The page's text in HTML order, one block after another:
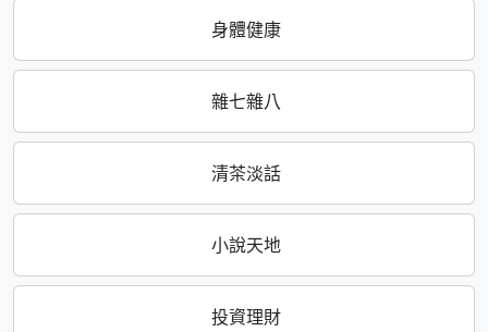
身體健康
雜七雜八
清茶淡話
小說天地
投資理財